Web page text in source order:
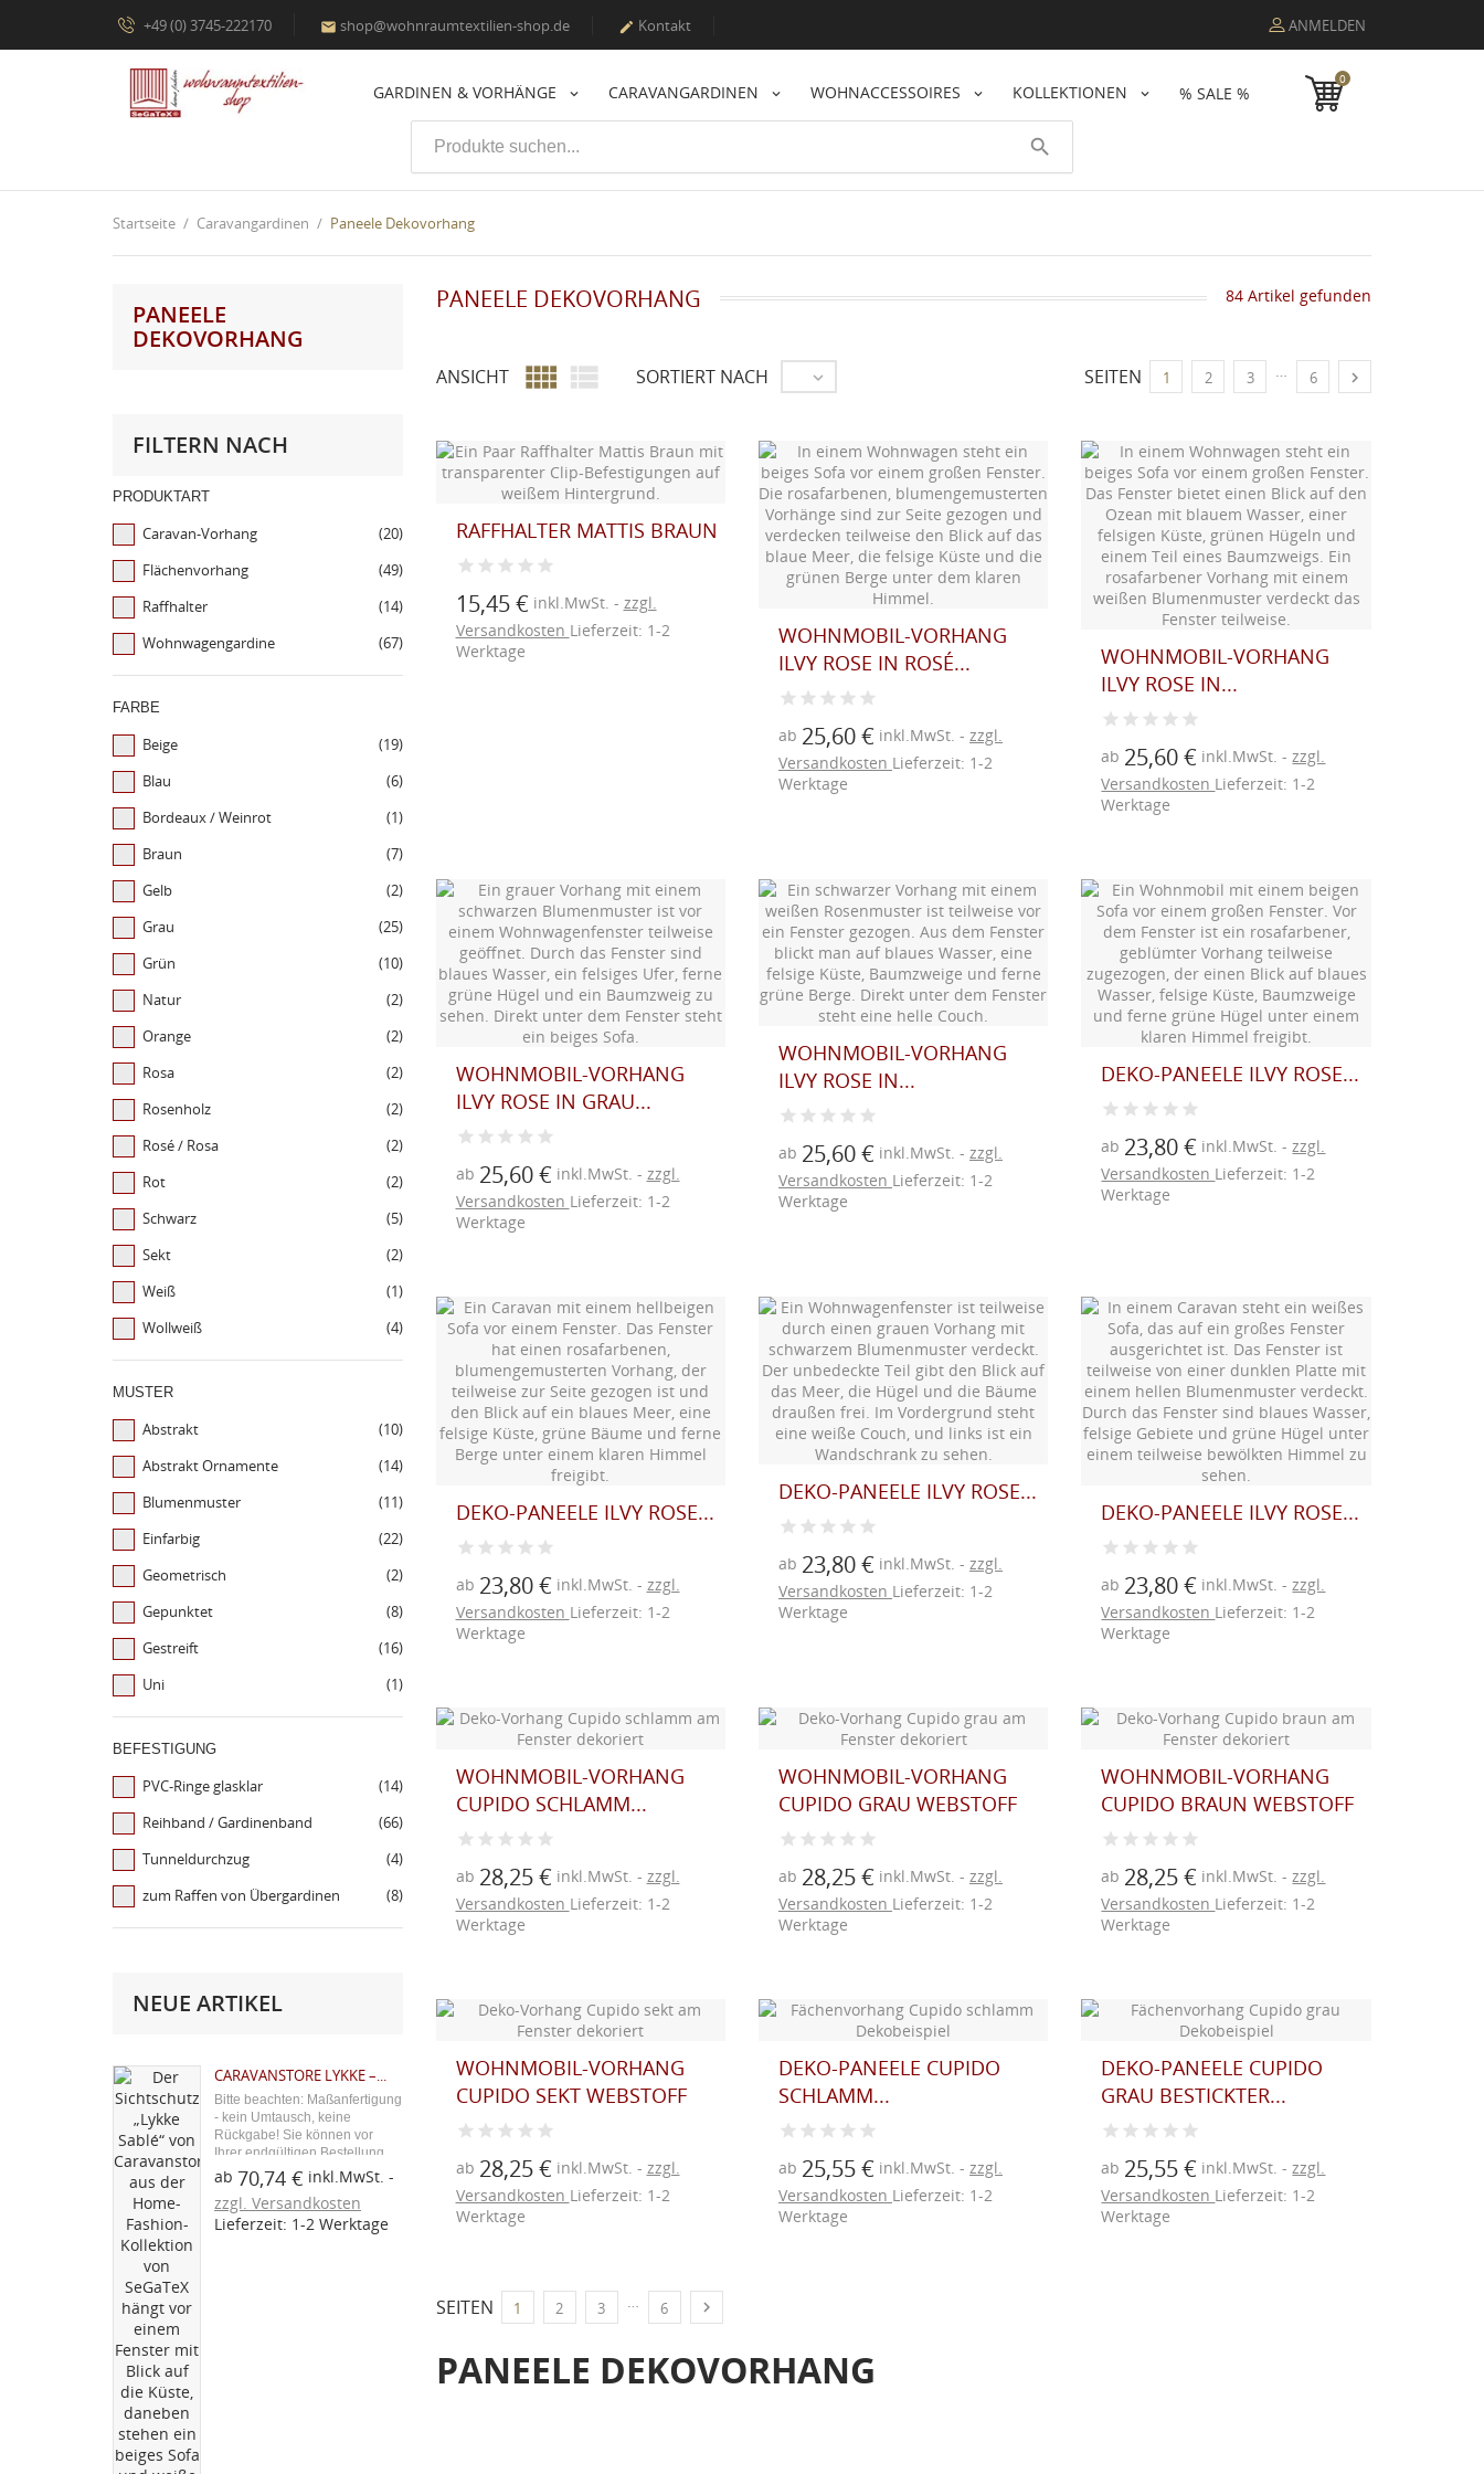
+49 (0) 3745-222170  shop@wohnraumtextilien-shop.de  Kontakt ANMELDEN
GARDINEN & VORHÄNGE CARAVANGARDINEN WOHNACCESSOIRES KOLLEKTIONEN % SALE %
0
search
Startseite Caravangardinen Paneele Dekovorhang
PANEELE
DEKOVORHANG
FILTERN NACH
PRODUKTART
Caravan-Vorhang
(20)
Flächenvorhang
(49)
Raffhalter
(14)
Wohnwagengardine
(67)
FARBE
Beige
(19)
Blau
(6)
Bordeaux / Weinrot
(1)
Braun
(7)
Gelb
(2)
Grau
(25)
Grün
(10)
Natur
(2)
Orange
(2)
Rosa
(2)
Rosenholz
(2)
Rosé / Rosa
(2)
Rot
(2)
Schwarz
(5)
Sekt
(2)
Weiß
(1)
Wollweiß
(4)
MUSTER
Abstrakt
(10)
Abstrakt Ornamente
(14)
Blumenmuster
(11)
Einfarbig
(22)
Geometrisch
(2)
Gepunktet
(8)
Gestreift
(16)
Uni
(1)
BEFESTIGUNG
PVC-Ringe glasklar
(14)
Reihband / Gardinenband
(66)
Tunneldurchzug
(4)
zum Raffen von Übergardinen
(8)
NEUE ARTIKEL
CARAVANSTORE LYKKE –...
Bitte beachten: Maßanfertigung
- kein Umtausch, keine
Rückgabe! Sie können vor
Ihrer endgültigen Bestellung
ein Stoffmuster über den
blauen Button "Kostenloses
Stoffmuster" bestellen. Aus
unserer Caravan-Zubehör-
ab 70,74 € inkl.MwSt.
zzgl. Versandkosten
Lieferzeit: 1-2 Werktage
PANEELE DEKOVORHANG 84 Artikel gefunden
ANSICHT   SORTIERT NACH  SEITEN 1 2 3 … 6 
RAFFHALTER MATTIS BRAUN
15,45 € inkl.MwSt.
zzgl.
Versandkosten Lieferzeit: 1-2
Werktage
WOHNMOBIL-VORHANG
ILVY ROSE IN ROSÉ...
ab 25,60 € inkl.MwSt.
zzgl.
Versandkosten Lieferzeit: 1-2
Werktage
WOHNMOBIL-VORHANG
ILVY ROSE IN...
ab 25,60 € inkl.MwSt. zzgl.
Versandkosten Lieferzeit: 1-2
Werktage
WOHNMOBIL-VORHANG
ILVY ROSE IN GRAU...
ab 25,60 € inkl.MwSt.
zzgl.
Versandkosten Lieferzeit: 1-2
Werktage
WOHNMOBIL-VORHANG
ILVY ROSE IN...
ab 25,60 € inkl.MwSt.
zzgl.
Versandkosten Lieferzeit: 1-2
Werktage
DEKO-PANEELE ILVY ROSE...
ab 23,80 € inkl.MwSt. zzgl.
Versandkosten Lieferzeit: 1-2
Werktage
DEKO-PANEELE ILVY ROSE...
ab 23,80 € inkl.MwSt.
zzgl.
Versandkosten Lieferzeit: 1-2
Werktage
DEKO-PANEELE ILVY ROSE...
ab 23,80 € inkl.MwSt.
zzgl.
Versandkosten Lieferzeit: 1-2
Werktage
DEKO-PANEELE ILVY ROSE...
ab 23,80 € inkl.MwSt. zzgl.
Versandkosten Lieferzeit: 1-2
Werktage
WOHNMOBIL-VORHANG
CUPIDO SCHLAMM...
ab 28,25 € inkl.MwSt.
zzgl.
Versandkosten Lieferzeit: 1-2
Werktage
WOHNMOBIL-VORHANG
CUPIDO GRAU WEBSTOFF
ab 28,25 € inkl.MwSt.
zzgl.
Versandkosten Lieferzeit: 1-2
Werktage
WOHNMOBIL-VORHANG
CUPIDO BRAUN WEBSTOFF
ab 28,25 € inkl.MwSt. zzgl.
Versandkosten Lieferzeit: 1-2
Werktage
WOHNMOBIL-VORHANG
CUPIDO SEKT WEBSTOFF
ab 28,25 € inkl.MwSt.
zzgl.
Versandkosten Lieferzeit: 1-2
Werktage
DEKO-PANEELE CUPIDO
SCHLAMM...
ab 25,55 € inkl.MwSt.
zzgl.
Versandkosten Lieferzeit: 1-2
Werktage
DEKO-PANEELE CUPIDO
GRAU BESTICKTER...
ab 25,55 € inkl.MwSt. zzgl.
Versandkosten Lieferzeit: 1-2
Werktage
SEITEN 1 2 3 6 
PANEELE DEKOVORHANG
WUNSCHLISTE ERSTELLEN